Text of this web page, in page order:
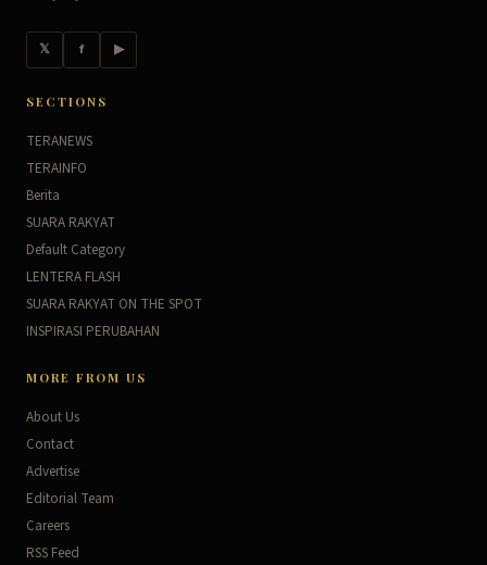
𝕏 f ▶
SECTIONS
TERANEWS
TERAINFO
Berita
SUARA RAKYAT
Default Category
LENTERA FLASH
SUARA RAKYAT ON THE SPOT
INSPIRASI PERUBAHAN
MORE FROM US
About Us
Contact
Advertise
Editorial Team
Careers
RSS Feed